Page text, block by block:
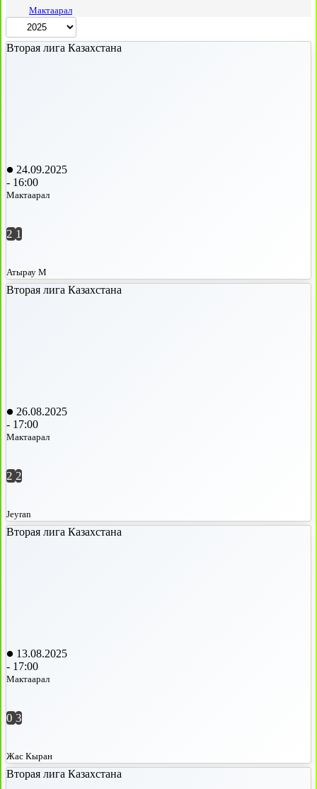
Мактаарал
Вторая лига Казахстана
24.09.2025
- 16:00
Мактаарал
2 1
Атырау М
Вторая лига Казахстана
26.08.2025
- 17:00
Мактаарал
2 2
Jeyran
Вторая лига Казахстана
13.08.2025
- 17:00
Мактаарал
0 3
Жас Кыран
Вторая лига Казахстана